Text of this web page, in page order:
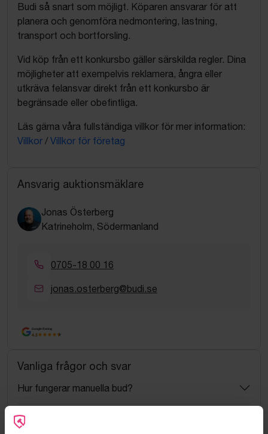
Budi så snart som möjligt. Köparen ansvarar för att
planera och genomföra nedmontering, lastning,
transport och bortforsling.
Vid köp från ett konkursbo gäller särskilda regler. Dina
möjligheter att exempelvis reklamera, ångra eller
utkräva felansvar direkt från ett konkursbo är
begränsade eller obefintliga.
Läs gärna våra fullständiga villkor för mer information:
Villkor / Villkor för företag
Ansvarig auktionsmäklare
Jonas Österberg
Katrineholm, Södermanland
0705-18 00 16
jonas.osterberg@budi.se
Google Rating
4.5
Vanliga frågor och svar
Hur fungerar manuella bud?
Vad innebär serviceavgift?